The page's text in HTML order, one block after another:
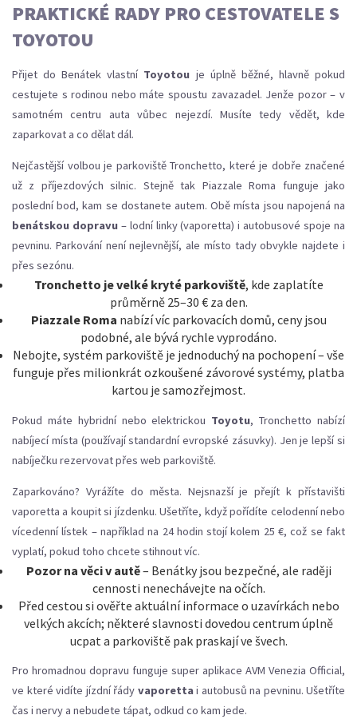
PRAKTICKÉ RADY PRO CESTOVATELE S
TOYOTOU
Přijet do Benátek vlastní Toyotou je úplně běžné, hlavně pokud
cestujete s rodinou nebo máte spoustu zavazadel. Jenže pozor – v
samotném centru auta vůbec nejezdí. Musíte tedy vědět, kde
zaparkovat a co dělat dál.
Nejčastější volbou je parkoviště Tronchetto, které je dobře značené
už z příjezdových silnic. Stejně tak Piazzale Roma funguje jako
poslední bod, kam se dostanete autem. Obě místa jsou napojená na
benátskou dopravu– lodní linky (vaporetta) i autobusové spoje na
pevninu. Parkování není nejlevnější, ale místo tady obvykle najdete i
přes sezónu.
Tronchetto je velké kryté parkoviště, kde zaplatíte
průměrně 25–30 € za den.
Piazzale Roma nabízí víc parkovacích domů, ceny jsou
podobné, ale bývá rychle vyprodáno.
Nebojte, systém parkoviště je jednoduchý na pochopení – vše
funguje přes milionkrát ozkoušené závorové systémy, platba
kartou je samozřejmost.
Pokud máte hybridní nebo elektrickou Toyotu, Tronchetto nabízí
nabíjecí místa (používají standardní evropské zásuvky). Jen je lepší si
nabíječku rezervovat přes web parkoviště.
Zaparkováno? Vyrážíte do města. Nejsnazší je přejít k přístavišti
vaporetta a koupit si jízdenku. Ušetříte, když pořídíte celodenní nebo
vícedenní lístek – například na 24 hodin stojí kolem 25 €, což se fakt
vyplatí, pokud toho chcete stihnout víc.
Pozor na věci v autě– Benátky jsou bezpečné, ale raději
cennosti nenechávejte na očích.
Před cestou si ověřte aktuální informace o uzavírkách nebo
velkých akcích; některé slavnosti dovedou centrum úplně
ucpat a parkoviště pak praskají ve švech.
Pro hromadnou dopravu funguje super aplikace AVM Venezia Official,
ve které vidíte jízdní řády vaporettai autobusů na pevninu. Ušetříte
čas i nervy a nebudete tápat, odkud co kam jede.